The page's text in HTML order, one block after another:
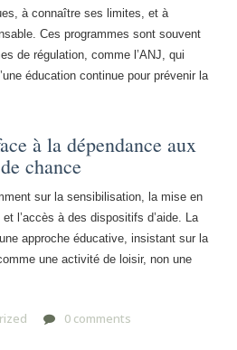
à connaître ses limites, et à
Ces programmes sont souvent
de régulation, comme l’ANJ, qui
éducation continue pour prévenir la
à la dépendance aux
chance
sur la sensibilisation, la mise en
l’accès à des dispositifs d’aide. La
approche éducative, insistant sur la
une activité de loisir, non une
0 comments